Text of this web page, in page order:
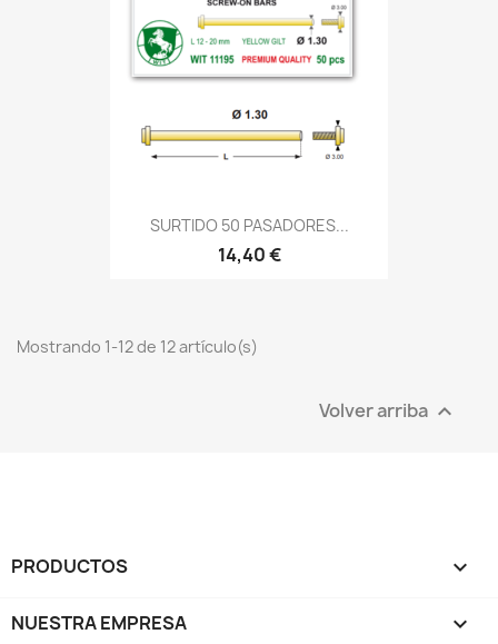
SURTIDO 50 PASADORES...
14,40 €
Mostrando 1-12 de 12 artículo(s)
Volver arriba 
PRODUCTOS 
NUESTRA EMPRESA 